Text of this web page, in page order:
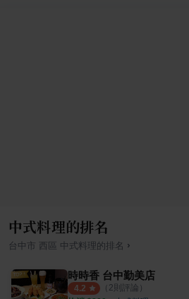
中式料理的排名
台中市 西區 中式料理 的排名 ›
時時香 台中勤美店
4.2 （ 2則評論）